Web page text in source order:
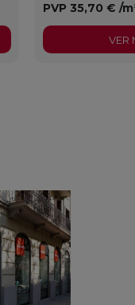
PVP 35,70 €/
VER